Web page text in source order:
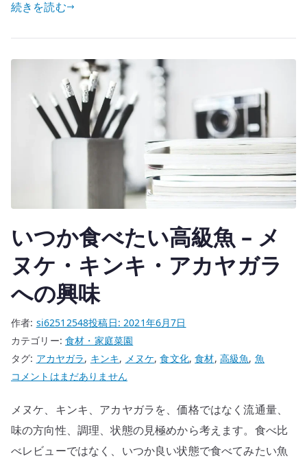
感
の
力
化
何
を
改
善
た
の
か
it
te
r
続きを読む
いつか食べたい高級魚 – メ
ヌケ・キンキ・アカヤガラ
への興味
作者: si62512548投稿日:2021年6月7日
カテゴリー:食材・家庭菜園
タグ: アカヤガラ, キンキ, メヌケ,食文化,食材, 高級魚, 魚
い
か
食
べ
コメントはまだありません
メヌケ、キンキ、アカヤガラを、価格ではなく流通量、
味の方向性、調理、状態の見極めから考えます。食べ比
べレビューではなく、いつか良い状態で食べてみたい魚